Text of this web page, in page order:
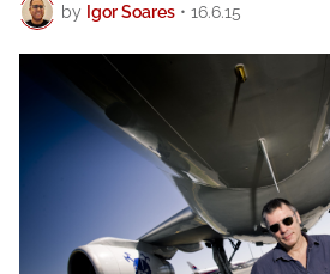
by Igor Soares • 16.6.15